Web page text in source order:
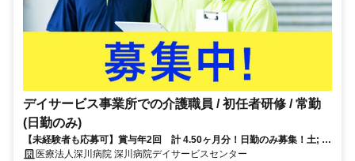
デイサービス事業所での介護職員 / 初任者研修 / 常勤
(日勤のみ)
【未経験者も応募可】賞与年2回 計 4.50ヶ月分！日勤のみ募集！土; 日
曜固定休。【年休120日以上】
医療法人深川病院 深川病院デイサービスセンター